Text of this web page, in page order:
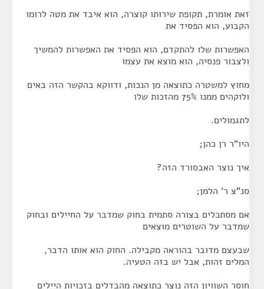
זאת אומרת, תקופת שירותו קוצרה, הוא איבד את מטה לרומו
הקבוע, הוא הפסיד את
האפשרות שלו להתקדם, הוא הפסיד את האפשרות להמשיך
ולצבור פנסיה, הוא מוצא את עצמו
מחוץ למשטרה כתוצאה מן הנכות, ודווקא בהקשר הזה באים
ולוקהים ממנו 75% מהזכות שלו
לתגמולים.
היו"ר רן כהן;
איך נוצר האבסורד הזה?
סנ"צ ר' הלמן;
אם מסתכלים בצורה סתמית בחוק שמדבר על החיילים ובחוק
שמדבר על השוטרים מוצאים
שבעצם מדובר בהוראה מקבילה. החוק הוא אותו הדבר,
המלים זהות, אבל יש בזה הטעיה.
חוסר השוויון הזה נוצר כתוצאה מהבדלים בזכויות היילים